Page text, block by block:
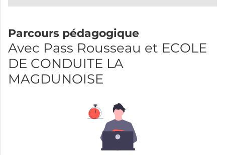
Parcours pédagogique
Avec Pass Rousseau et ECOLE
DE CONDUITE LA
MAGDUNOISE